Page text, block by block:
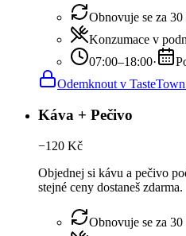
Obnovuje se za 30
Konzumace v
07:00–18:00·
Odemknout v
Káva + Pečivo
−120 Kč
Objednej si kávu a pečivo
stejné ceny dostaneš zdarma.
Obnovuje se za 30